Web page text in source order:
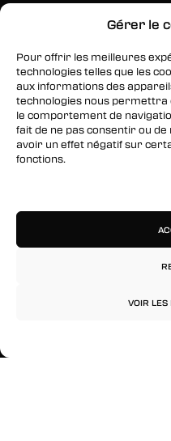
Gérer le
Pour offrir les meilleures
technologies telles que les
aux informations des
technologies nous permettra
le comportement de
fait de ne pas consentir ou
avoir un effet négatif sur
fonctions.
VOIR LES
Inscrivez-vous à
premiers à être
arrivages, des
événements et plus